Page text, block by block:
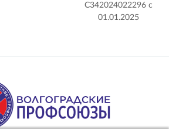
С342024022296 c
01.01.2025